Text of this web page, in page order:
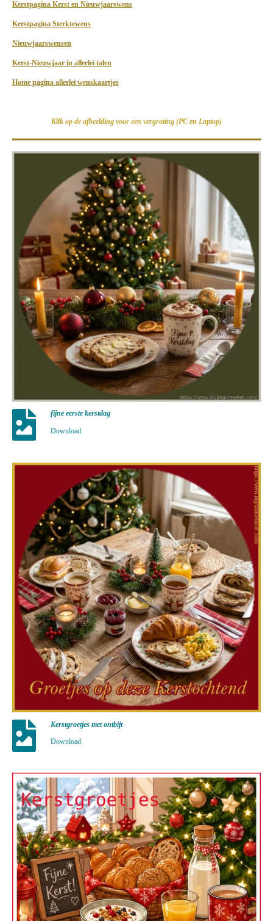
Kerstpagina Kerst en Nieuwjaarswens
Kerstpagina Sterktewens
Nieuwjaarswensen
Kerst-Nieuwjaar in allerlei talen
Home pagina allerlei wenskaartjes
Klik op de afbeelding voor een vergroting (PC en Laptop)
fijne eerste kerstdag
Download
Kerstgroetjes met ontbijt
Download